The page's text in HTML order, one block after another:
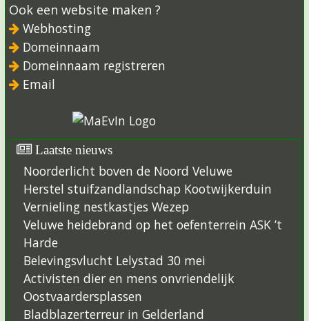
Ook een website maken ?
Webhosting
Domeinnaam
Domeinnaam registreren
Email
Laatste nieuws
Noorderlicht boven de Noord Veluwe
Herstel stuifzandlandschap Kootwijkerduin
Vernieling nestkastjes Wezep
Veluwe heidebrand op het oefenterrein ASK ’t
Harde
Belevingsvlucht Lelystad 30 mei
Activisten dier en mens onvriendelijk
Oostvaardersplassen
Bladblazerterreur in Gelderland